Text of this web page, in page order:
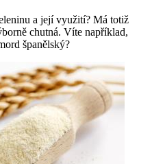
a její využití? Má totiž
chutná. Víte například,
španělský?